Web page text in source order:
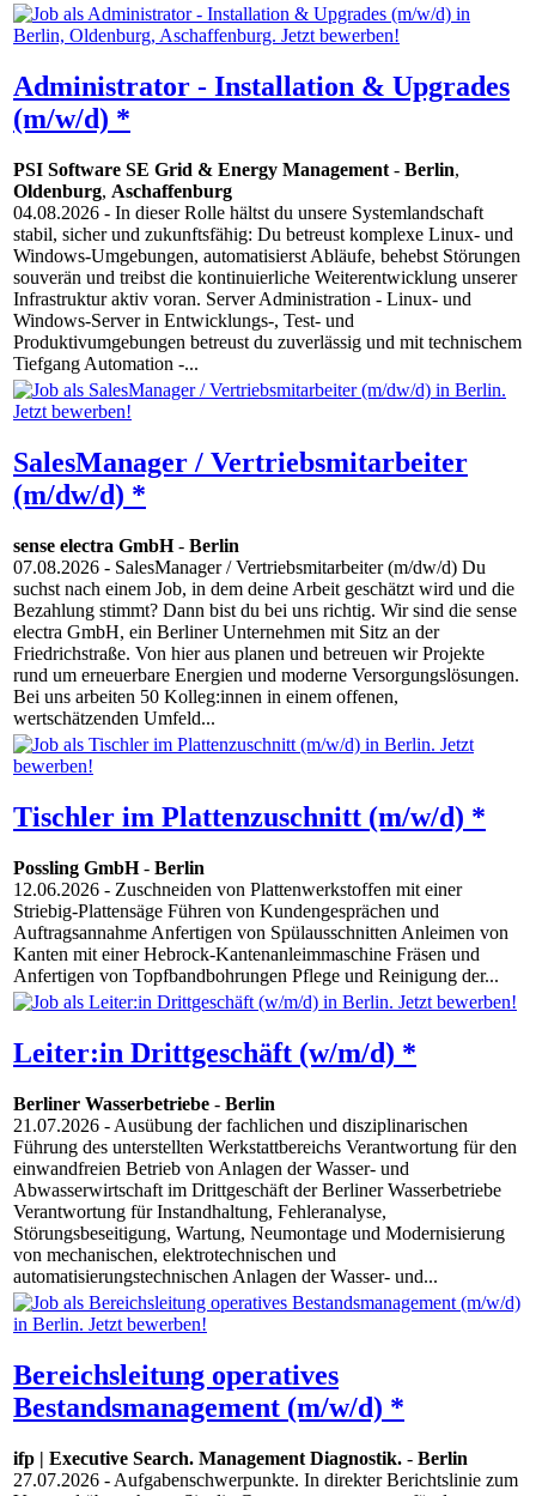
Administrator - Installation & Upgrades
(m/w/d) *
PSI Software SE Grid & Energy Management - Berlin,
Oldenburg, Aschaffenburg
04.08.2026 - In dieser Rolle hältst du unsere Systemlandschaft
stabil, sicher und zukunftsfähig: Du betreust komplexe Linux- und
Windows-Umgebungen, automatisierst Abläufe, behebst Störungen
souverän und treibst die kontinuierliche Weiterentwicklung unserer
Infrastruktur aktiv voran. Server Administration - Linux- und
Windows-Server in Entwicklungs-, Test- und
Produktivumgebungen betreust du zuverlässig und mit technischem
Tiefgang Automation -...
SalesManager / Vertriebsmitarbeiter
(m/dw/d) *
sense electra GmbH- Berlin
07.08.2026 - SalesManager / Vertriebsmitarbeiter (m/dw/d) Du
suchst nach einem Job, in dem deine Arbeit geschätzt wird und die
Bezahlung stimmt? Dann bist du bei uns richtig. Wir sind die sense
electra GmbH, ein Berliner Unternehmen mit Sitz an der
Friedrichstraße. Von hier aus planen und betreuen wir Projekte
rund um erneuerbare Energien und moderne Versorgungslösungen.
Bei uns arbeiten 50 Kolleg:innen in einem offenen,
wertschätzenden Umfeld...
Tischler im Plattenzuschnitt (m/w/d) *
Possling GmbH- Berlin
12.06.2026 - Zuschneiden von Plattenwerkstoffen mit einer
Striebig-Plattensäge Führen von Kundengesprächen und
Auftragsannahme Anfertigen von Spülausschnitten Anleimen von
Kanten mit einer Hebrock-Kantenanleimmaschine Fräsen und
Anfertigen von Topfbandbohrungen Pflege und Reinigung der...
Leiter:in Drittgeschäft (w/m/d) *
Berliner Wasserbetriebe - Berlin
21.07.2026 - Ausübung der fachlichen und disziplinarischen
Führung des unterstellten Werkstattbereichs Verantwortung für den
einwandfreien Betrieb von Anlagen der Wasser- und
Abwasserwirtschaft im Drittgeschäft der Berliner Wasserbetriebe
Verantwortung für Instandhaltung, Fehleranalyse,
Störungsbeseitigung, Wartung, Neumontage und Modernisierung
von mechanischen, elektrotechnischen und
automatisierungstechnischen Anlagen der Wasser- und...
Bereichsleitung operatives
Bestandsmanagement (m/w/d) *
ifp | Executive Search. Management Diagnostik. - Berlin
27.07.2026 - Aufgabenschwerpunkte. In direkter Berichtslinie zum